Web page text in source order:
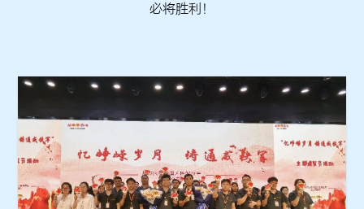
必将胜利！